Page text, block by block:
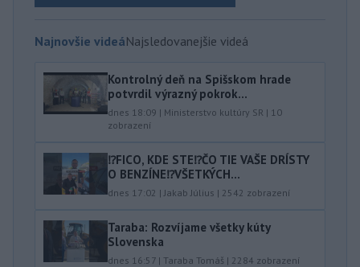
Najnovšie videáNajsledovanejšie videá
Kontrolný deň na Spišskom hrade
potvrdil výrazný pokrok...
dnes 18:09 | Ministerstvo kultúry SR | 10
zobrazení
⁉️FICO, KDE STE⁉️ČO TIE VAŠE DRÍSTY
O BENZÍNE⁉️VŠETKÝCH...
dnes 17:02 | Jakab Július | 2542 zobrazení
Taraba: Rozvíjame všetky kúty
Slovenska
dnes 16:57 | Taraba Tomáš | 2284 zobrazení